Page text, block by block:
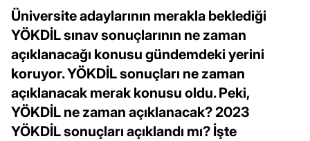
Üniversite adaylarının merakla beklediği
YÖKDİL sınav sonuçlarının ne zaman
açıklanacağı konusu gündemdeki yerini
koruyor. YÖKDİL sonuçları ne zaman
açıklanacak merak konusu oldu. Peki,
YÖKDİL ne zaman açıklanacak? 2023
YÖKDİL sonuçları açıklandı mı? İşte